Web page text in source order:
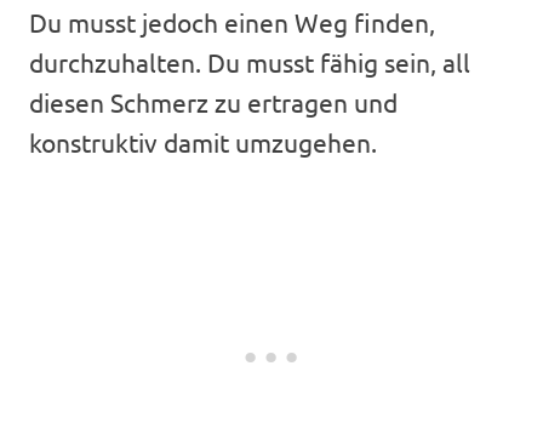
Du musst jedoch einen Weg finden,
durchzuhalten. Du musst fähig sein, all
diesen Schmerz zu ertragen und
konstruktiv damit umzugehen.